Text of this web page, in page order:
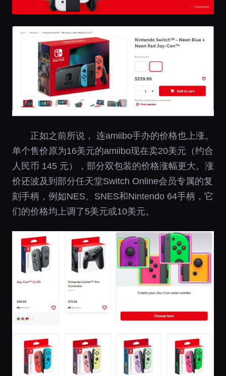
正如之前所说， 连amiibo手办的价格也上涨。
单个售价原为16美元的amiibo现在卖20美元（约合
人民币 145 元），部分双包装的价格涨幅更大。涨
价还波及到部分任天堂Switch Online会员专属的复
刻手柄，例如NES、SNES和Nintendo 64手柄，它
们的价格均上调了5美元或10美元。